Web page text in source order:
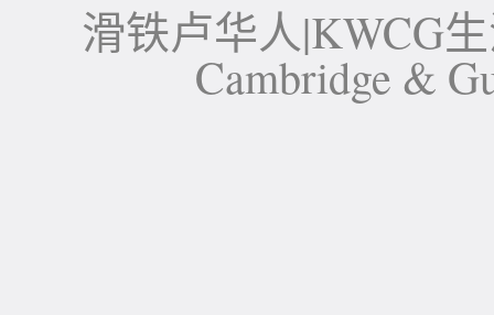
滑铁卢华人|KWCG
Cambridge &